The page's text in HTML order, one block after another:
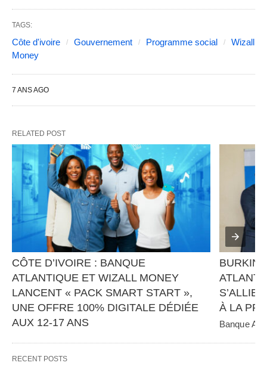
TAGS:
Côte d'ivoire Gouvernement Programme social
Wizall
Money
7 ANS AGO
RELATED POST
CÔTE D’IVOIRE : BANQUE
ATLANTIQUE ET WIZALL MONEY
LANCENT « PACK SMART START »,
UNE OFFRE 100% DIGITALE DÉDIÉE
AUX 12-17 ANS
d’inclusion financière avec…
À LA
Banque
RECENT POSTS